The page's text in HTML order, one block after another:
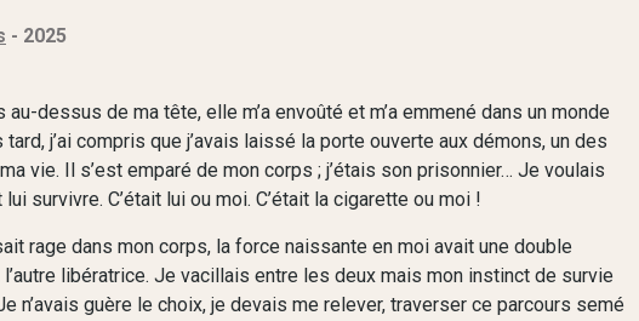
- 2025
dessus de ma tête, elle m’a envoûté et m’a emmené dans un monde
j’ai compris que j’avais laissé la porte ouverte aux démons, un des
vie. Il s’est emparé de mon corps ; j’étais son prisonnier… Je voulais
survivre. C’était lui ou moi. C’était la cigarette ou moi !
rage dans mon corps, la force naissante en moi avait une double
libératrice. Je vacillais entre les deux mais mon instinct de survie
n’avais guère le choix, je devais me relever, traverser ce parcours semé